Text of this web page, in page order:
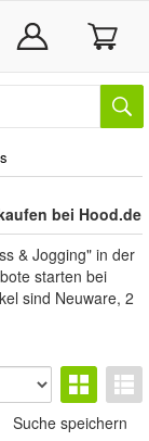
bei Hood.de
& Jogging" in der
starten bei
sind Neuware, 2
Suche speichern